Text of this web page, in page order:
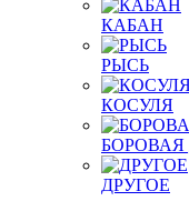
КАБАН
РЫСЬ
КОСУЛЯ
БОРОВАЯ
ДРУГОЕ